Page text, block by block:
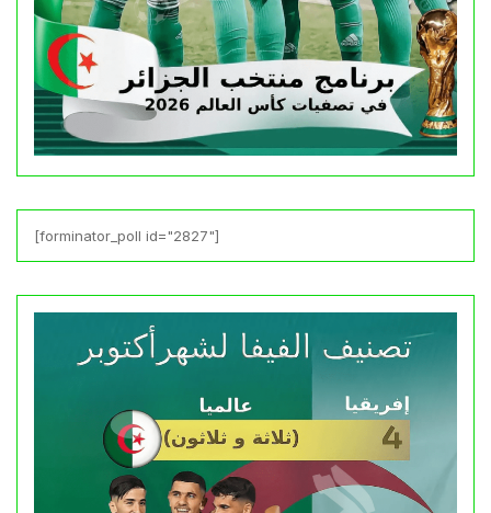
[forminator_poll id="2827"]